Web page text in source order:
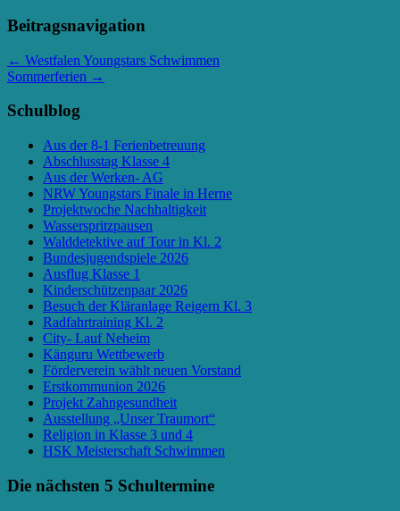
Beitragsnavigation
← Westfalen Youngstars Schwimmen
Sommerferien →
Schulblog
Aus der 8-1 Ferienbetreuung
Abschlusstag Klasse 4
Aus der Werken- AG
NRW Youngstars Finale in Herne
Projektwoche Nachhaltigkeit
Wasserspritzpausen
Walddetektive auf Tour in Kl. 2
Bundesjugendspiele 2026
Ausflug Klasse 1
Kinderschützenpaar 2026
Besuch der Kläranlage Reigern Kl. 3
Radfahrtraining Kl. 2
City- Lauf Neheim
Känguru Wettbewerb
Förderverein wählt neuen Vorstand
Erstkommunion 2026
Projekt Zahngesundheit
Ausstellung „Unser Traumort“
Religion in Klasse 3 und 4
HSK Meisterschaft Schwimmen
Die nächsten 5 Schultermine